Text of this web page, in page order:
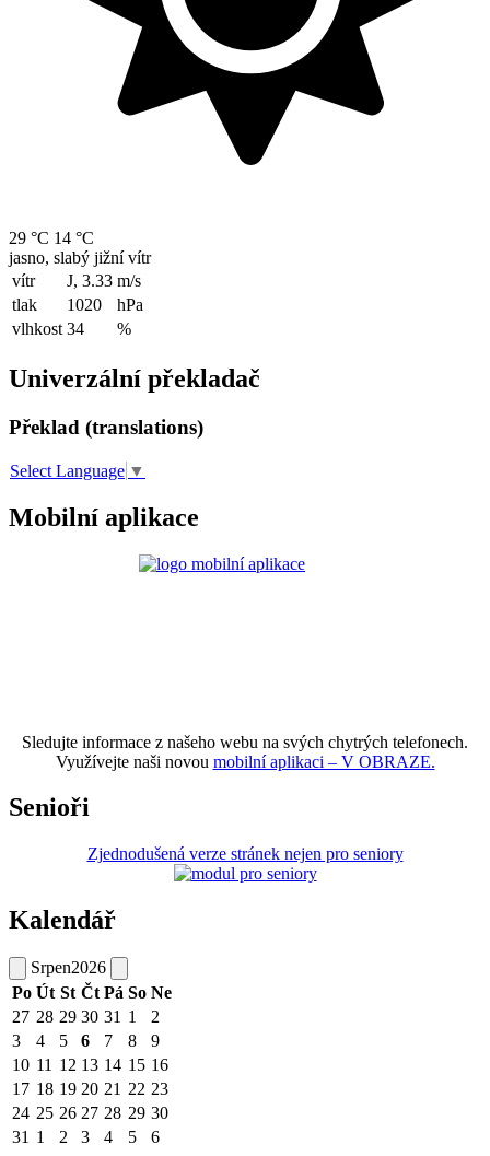
29 °C 14 °C
jasno, slabý jižní vítr
vítr
J, 3.33 m/s
tlak
1020
hPa
vlhkost 34 %
Univerzální překladač
Překlad (translations)
Select Language ▼
Mobilní aplikace
Sledujte informace z našeho webu na svých chytrých telefonech.
Využívejte naši novou mobilní aplikaci – V OBRAZE.
Senioři
Zjednodušená verze stránek nejen pro seniory
Kalendář
Srpen2026
Po Út St Čt Pá So Ne
27 28 29 30 31 1
2
3
4 5 6 7 8
9
10 11 12 13 14 15 16
17 18 19 20 21 22 23
24 25 26 27 28 29 30
31 1 2 3 4 5 6